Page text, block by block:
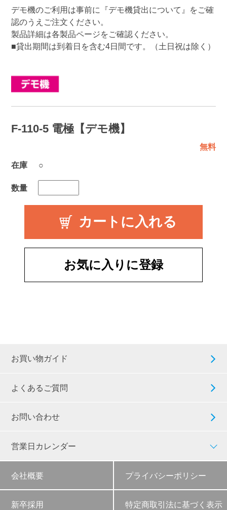
デモ機のご利用は事前に 『デモ機貸出について』
をご確
認のうえご注文ください。
製品詳細は各製品ページをご確認ください。
■貸出期間は到着日を含む4日間です。（土日祝は除く）
F-110-5 電極【デモ機】
無料
在庫
○
数量
お気に入りに登録
お買い物ガイド
よくあるご質問
お問い合わせ
営業日カレンダー
会社概要 プライバシーポリシー
新卒採用 特定商取引法に基づく表示